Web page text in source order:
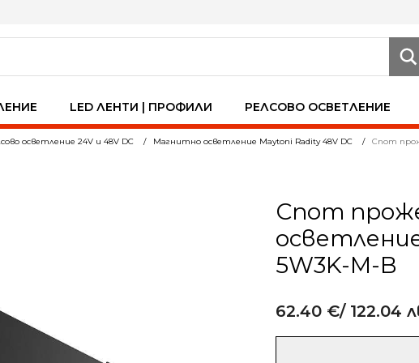
LED ЛЕНТИ | ПРОФИЛИ РЕЛСОВО ОСВЕТЛЕНИЕ
осветление 24V и 48V DC Магнитно осветление Maytoni Radity 48V DC Спот
Спот
5W3K-M-B
62.40 €/ 122.04